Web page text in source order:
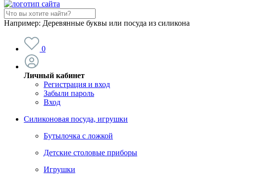
Например: Деревянные буквы или посуда из силикона
0
Личный кабинет
Регистрация и вход
Забыли пароль
Вход
Силиконовая посуда, игрушки
Бутылочка с ложкой
Детские столовые приборы
Игрушки